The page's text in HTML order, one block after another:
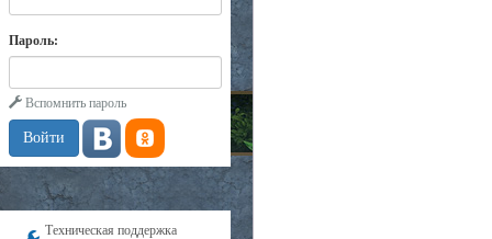
Пароль:
Вспомнить пароль
Техническая поддержка